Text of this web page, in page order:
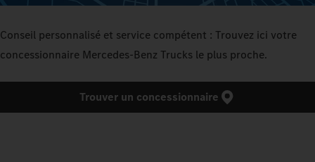
Conseil personnalisé et service compétent : Trouvez ici votre
concessionnaire Mercedes‑Benz Trucks le plus proche.
Trouver un concessionnaire